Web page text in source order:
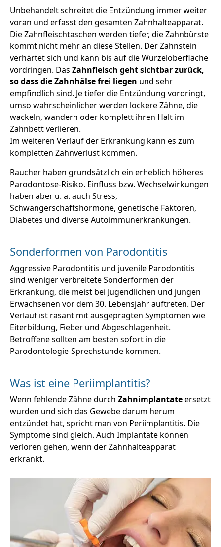
Unbehandelt schreitet die Entzündung immer weiter
voran und erfasst den gesamten Zahnhalteapparat.
Die Zahnfleischtaschen werden tiefer, die Zahnbürste
kommt nicht mehr an diese Stellen. Der Zahnstein
verhärtet sich und kann bis auf die Wurzeloberfläche
vordringen. Das Zahnfleisch geht sichtbar zurück,
so dass die Zahnhälse frei liegen und sehr
empfindlich sind. Je tiefer die Entzündung vordringt,
umso wahrscheinlicher werden lockere Zähne, die
wackeln, wandern oder komplett ihren Halt im
Zahnbett verlieren.
Im weiteren Verlauf der Erkrankung kann es zum
kompletten Zahnverlust kommen.
Raucher haben grundsätzlich ein erheblich höheres
Parodontose-Risiko. Einfluss bzw. Wechselwirkungen
haben aber u. a. auch Stress,
Schwangerschaftshormone, genetische Faktoren,
Diabetes und diverse Autoimmunerkrankungen.
Sonderformen von Parodontitis
Aggressive Parodontitis und juvenile Parodontitis
sind weniger verbreitete Sonderformen der
Erkrankung, die meist bei Jugendlichen und jungen
Erwachsenen vor dem 30. Lebensjahr auftreten. Der
Verlauf ist rasant mit ausgeprägten Symptomen wie
Eiterbildung, Fieber und Abgeschlagenheit.
Betroffene sollten am besten sofort in die
Parodontologie-Sprechstunde kommen.
Was ist eine Periimplantitis?
Wenn fehlende Zähne durch Zahnimplantateersetzt
wurden und sich das Gewebe darum herum
entzündet hat, spricht man von Periimplantitis. Die
Symptome sind gleich. Auch Implantate können
verloren gehen, wenn der Zahnhalteapparat
erkrankt.